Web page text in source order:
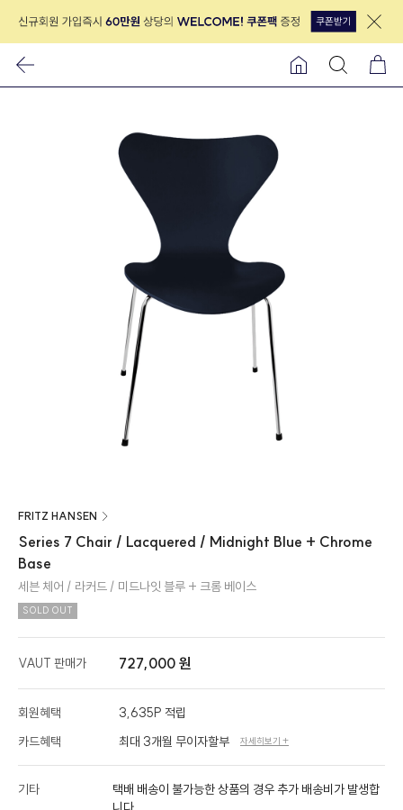
FRITZ HANSEN
Series 7 Chair / Lacquered / Midnight Blue + Chrome
Base
세븐 체어 / 라커드 / 미드나잇 블루 + 크롬 베이스
SOLD OUT
VAUT 판매가 727,000 원
회원혜택
3,635P 적립
카드혜택
최대 3개월 무이자할부 자세히보기 +
기타
택배 배송이 불가능한 상품의 경우 추가 배송비가 발생합